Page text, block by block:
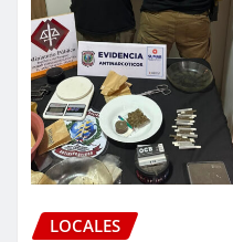
LOCALES